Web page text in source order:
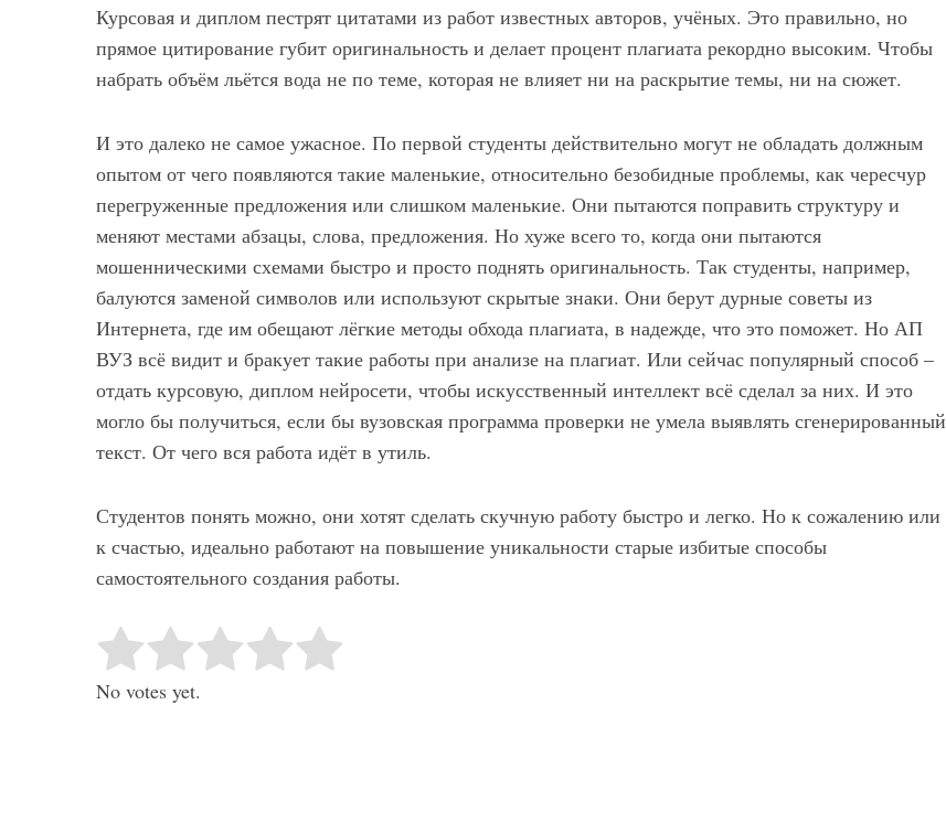
Курсовая и диплом пестрят цитатами из работ известных авторов, учёных. Это правильно, но
прямое цитирование губит оригинальность и делает процент плагиата рекордно высоким. Чтобы
набрать объём льётся вода не по теме, которая не влияет ни на раскрытие темы, ни на сюжет.
И это далеко не самое ужасное. По первой студенты действительно могут не обладать должным
опытом от чего появляются такие маленькие, относительно безобидные проблемы, как чересчур
перегруженные предложения или слишком маленькие. Они пытаются поправить структуру и
меняют местами абзацы, слова, предложения. Но хуже всего то, когда они пытаются
мошенническими схемами быстро и просто поднять оригинальность. Так студенты, например,
балуются заменой символов или используют скрытые знаки. Они берут дурные советы из
Интернета, где им обещают лёгкие методы обхода плагиата, в надежде, что это поможет. Но АП
ВУЗ всё видит и бракует такие работы при анализе на плагиат. Или сейчас популярный способ –
отдать курсовую, диплом нейросети, чтобы искусственный интеллект всё сделал за них. И это
могло бы получиться, если бы вузовская программа проверки не умела выявлять сгенерированный
текст. От чего вся работа идёт в утиль.
Студентов понять можно, они хотят сделать скучную работу быстро и легко. Но к сожалению или
к счастью, идеально работают на повышение уникальности старые избитые способы
самостоятельного создания работы.
Rate this item: Submit Rating
No votes yet.